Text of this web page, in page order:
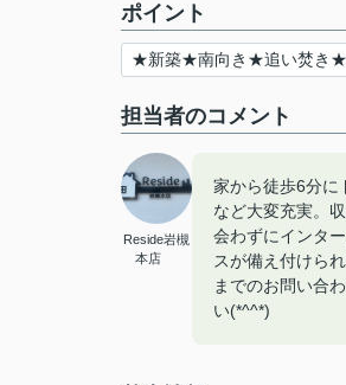
ポイント
★新築★南向き★追い焚き
担当者のコメント
Reside岩槻
本店
家から徒歩6分に
など大変充実。
会わずにインタ
スが備え付けら
までのお問い合
い(*^^*)